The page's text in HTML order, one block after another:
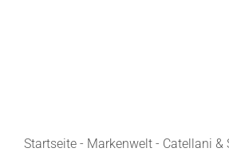
Ratgeber
Startseite- Markenwelt- Catellani &